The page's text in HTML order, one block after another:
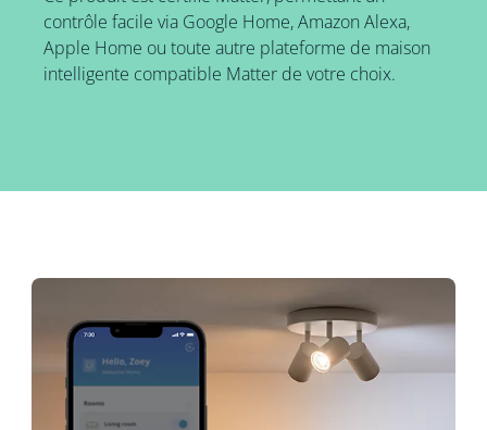
contrôle facile via Google Home, Amazon Alexa,
Apple Home ou toute autre plateforme de maison
intelligente compatible Matter de votre choix.